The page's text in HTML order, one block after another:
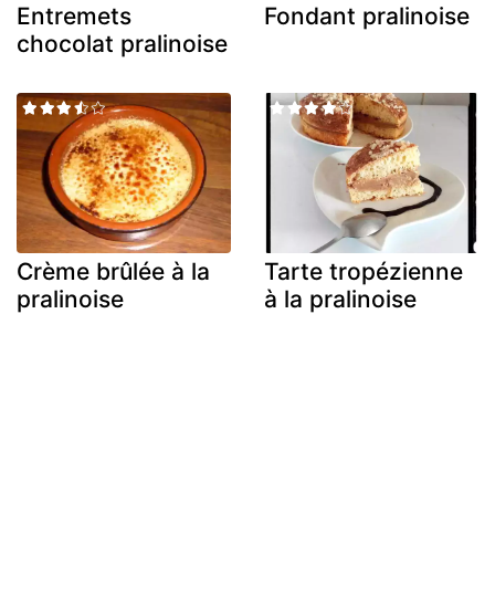
Entremets
chocolat pralinoise
Fondant pralinoise
Crème brûlée à la
pralinoise
Tarte tropézienne
à la pralinoise